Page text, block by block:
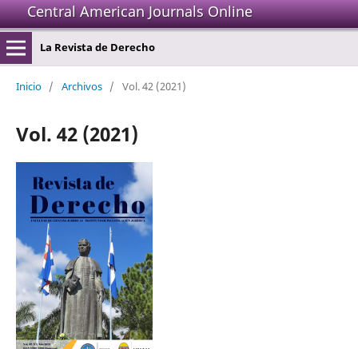
Central American Journals Online
La Revista de Derecho
Inicio / Archivos / Vol. 42 (2021)
Vol. 42 (2021)